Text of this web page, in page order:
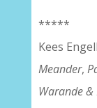
*****
Kees
Meander,
Warande